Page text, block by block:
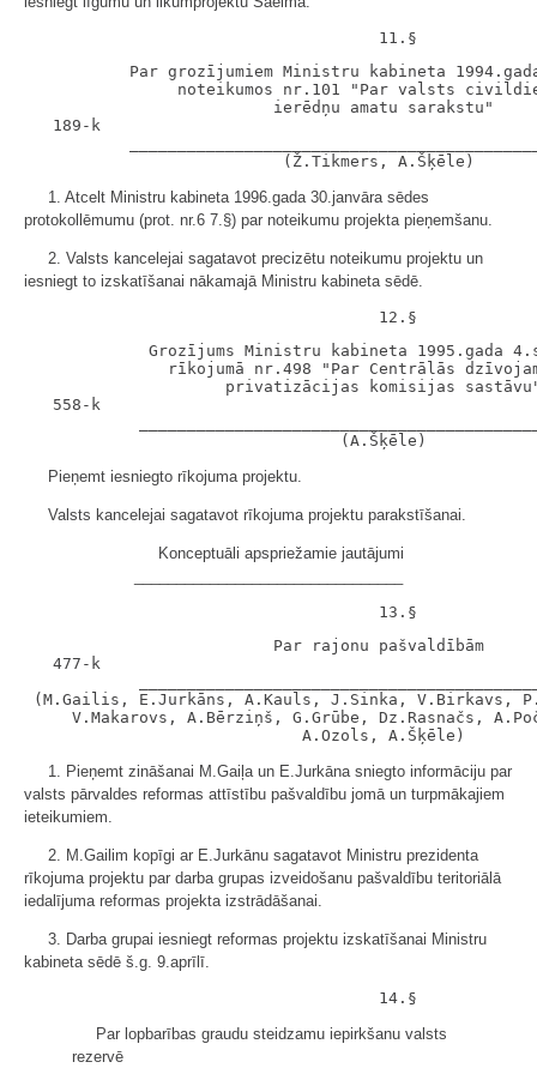
Par grozījumiem Ministru kabineta 1994.gada
noteikumos nr.101 "Par valsts
ierēdņu amatu sarakstu"
189-k
1. Atcelt Ministru kabineta 1996.gada 30.janvāra sēdes
protokollēmumu (prot. nr.6 7.§) par noteikumu projekta pieņemšanu.
2. Valsts kancelejai sagatavot precizētu noteikumu projektu un
iesniegt to izskatīšanai nākamajā Ministru kabineta sēdē.
Grozījums Ministru kabineta 1995.gada
rīkojumā nr.498 "Par Centrālās
privatizācijas komisijas
558-k
Pieņemt iesniegto rīkojuma projektu.
Valsts kancelejai sagatavot rīkojuma projektu parakstīšanai.
Konceptuāli apspriežamie jautājumi
Par rajonu pašvaldībām
477-k
(M.Gailis, E.Jurkāns, A.Kauls, J.Sinka, V.Birkavs,
V.Makarovs, A.Bērziņš, G.Grūbe, Dz.Rasnačs,
1. Pieņemt zināšanai M.Gaiļa un E.Jurkāna sniegto informāciju par
valsts pārvaldes reformas attīstību pašvaldību jomā un turpmākajiem
ieteikumiem.
2. M.Gailim kopīgi ar E.Jurkānu sagatavot Ministru prezidenta
rīkojuma projektu par darba grupas izveidošanu pašvaldību teritoriālā
iedalījuma reformas projekta izstrādāšanai.
3. Darba grupai iesniegt reformas projektu izskatīšanai Ministru
kabineta sēdē š.g. 9.aprīlī.
Par lopbarības graudu steidzamu iepirkšanu valsts
rezervē